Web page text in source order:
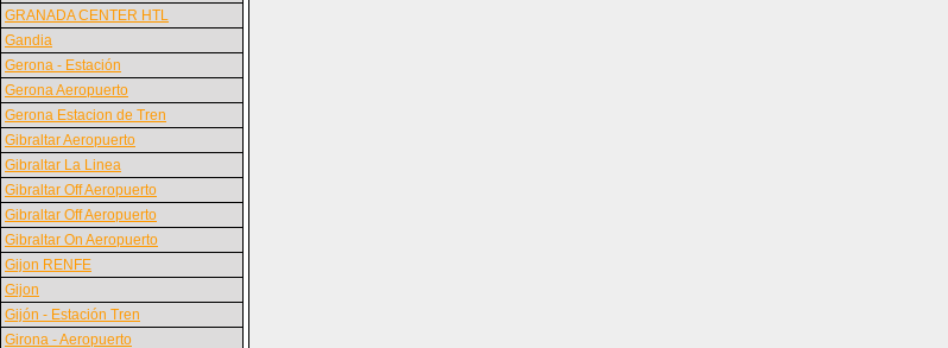
GRANADA CENTER HTL
Gandia
Gerona - Estación
Gerona Aeropuerto
Gerona Estacion de Tren
Gibraltar Aeropuerto
Gibraltar La Linea
Gibraltar Off Aeropuerto
Gibraltar Off Aeropuerto
Gibraltar On Aeropuerto
Gijon RENFE
Gijon
Gijón - Estación Tren
Girona - Aeropuerto